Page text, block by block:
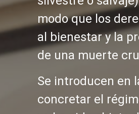
modo que los
al bienestar y la
de una muerte
Se introducen en
concretar el